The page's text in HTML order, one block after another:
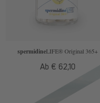
spermidineLIFE® Original 365+
Normaler
Ab € 62,10